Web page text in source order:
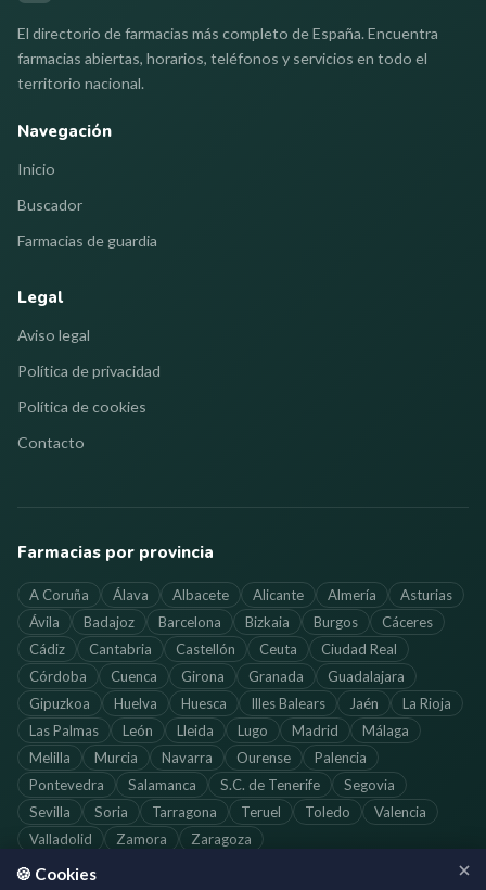
El directorio de farmacias más completo de España. Encuentra
farmacias abiertas, horarios, teléfonos y servicios en todo el
territorio nacional.
Navegación
Inicio
Buscador
Farmacias de guardia
Legal
Aviso legal
Política de privacidad
Política de cookies
Contacto
Farmacias por provincia
A Coruña Álava Albacete Alicante Almería
Asturias
Ávila
Badajoz Barcelona Bizkaia Burgos
Cáceres
Cádiz
Cantabria Castellón Ceuta
Ciudad Real
Córdoba
Cuenca Girona Granada
Guadalajara
Gipuzkoa
Huelva Huesca Illes Balears Jaén
La Rioja
Las Palmas
León Lleida Lugo Madrid
Málaga
Melilla
Murcia Navarra Ourense
Palencia
Pontevedra
Salamanca S.C. de Tenerife
Segovia
Sevilla
Soria Tarragona Teruel Toledo
Valencia
Valladolid
Zamora Zaragoza
🍪 Cookies